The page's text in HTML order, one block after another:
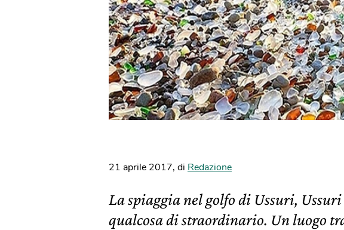
21 aprile 2017, di Redazione
La spiaggia nel golfo di Ussuri,
qualcosa di straordinario. Un luogo